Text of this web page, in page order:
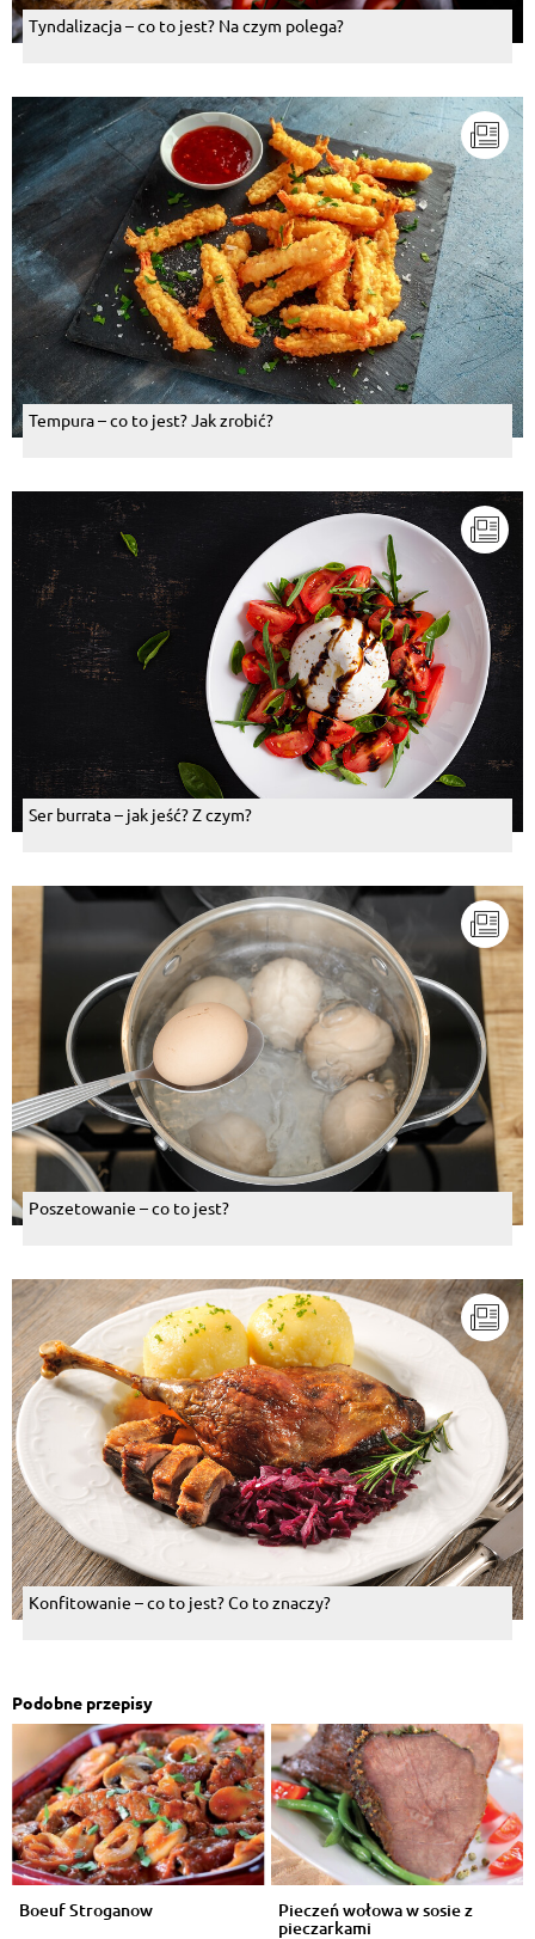
Tyndalizacja – co to jest? Na czym polega?
Tempura – co to jest? Jak zrobić?
Ser burrata – jak jeść? Z czym?
Poszetowanie – co to jest?
Konfitowanie – co to jest? Co to znaczy?
Podobne przepisy
Boeuf Stroganow Pieczeń wołowa w sosie z
pieczarkami